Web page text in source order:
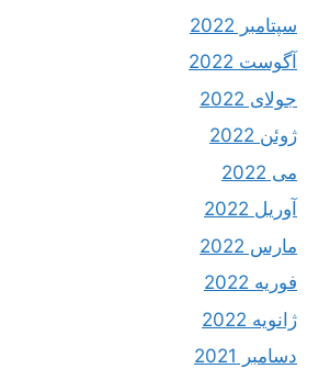
سپتامبر 2022
آگوست 2022
جولای 2022
ژوئن 2022
می 2022
آوریل 2022
مارس 2022
فوریه 2022
ژانویه 2022
دسامبر 2021